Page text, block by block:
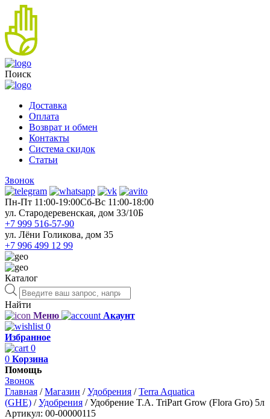
Поиск
Доставка
Оплата
Возврат и обмен
Контакты
Система скидок
Статьи
Звонок
Пн-Пт 11:00-19:00Cб-Вс 11:00-18:00
ул. Стародеревенская, дом 33/10Б
+7 999 516-57-90
ул. Лёни Голикова, дом 35
+7 996 499 12 99
Каталог
Поиск
товаров
Найти
Меню
Акаунт
0
Избранное
0
0 Корзина
Помощь
Звонок
Главная /Магазин /Удобрения /Terra Aquatica
(GHE) /Удобрения /Удобрение T.A. TriPart Grow (Flora Gro) 5л
Артикул: 00-00000115